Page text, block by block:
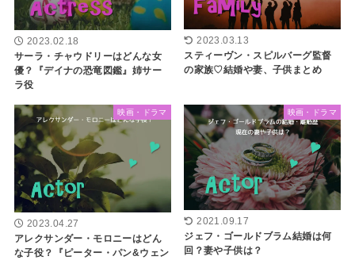
2023.02.18
サーラ・チャウドリーはどんな女
優？『デイナの恐竜図鑑』姉サー
ラ役
2023.03.13
スティーヴン・スピルバーグ監督
の家族♡結婚や妻、子供まとめ
映画・ドラマ
2023.04.27
アレクサンダー・モロニーはどん
な子役？『ピーター・パン&ウェン
映画・ドラマ
2021.09.17
ジェフ・ゴールドブラム結婚は何
回？妻や子供は？